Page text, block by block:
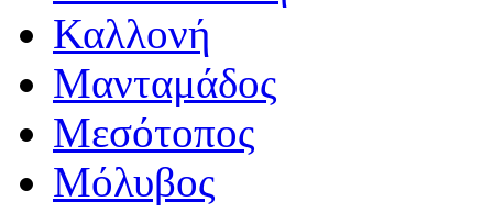
Καλλονή
Μανταμάδος
Μεσότοπος
Μόλυβος